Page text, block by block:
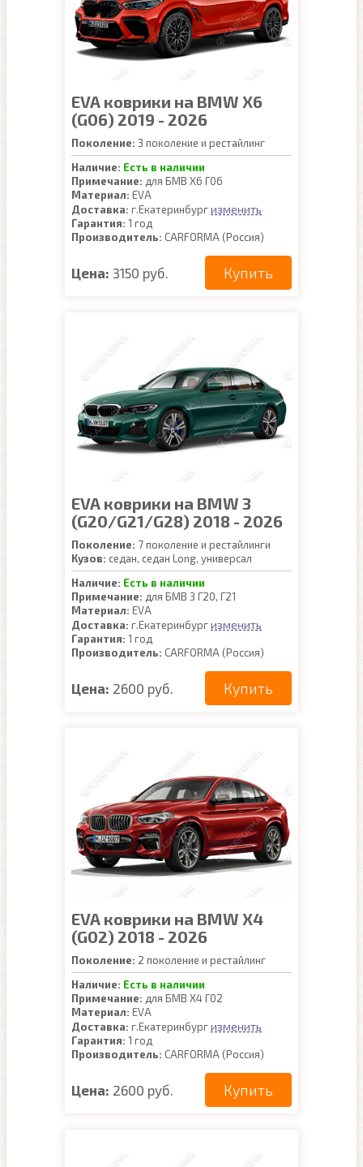
EVA коврики на BMW X6
(G06) 2019 - 2026
Поколение: 3 поколение и рестайлинг
Наличие: Есть в наличии
Примечание: для БМВ Х6 Г06
Материал: EVA
Доставка: г.Екатеринбургизменить
Гарантия: 1 год
Производитель: CARFORMA (Россия)
Цена: 3150 руб. Купить
EVA коврики на BMW 3
(G20/G21/G28) 2018 - 2026
Поколение: 7 поколение и рестайлинги
Кузов: седан, седан Long, универсал
Наличие: Есть в наличии
Примечание: для БМВ 3 Г20, Г21
Материал: EVA
Доставка: г.Екатеринбургизменить
Гарантия: 1 год
Производитель: CARFORMA (Россия)
Цена: 2600 руб. Купить
EVA коврики на BMW X4
(G02) 2018 - 2026
Поколение: 2 поколение и рестайлинг
Наличие: Есть в наличии
Примечание: для БМВ Х4 Г02
Материал: EVA
Доставка: г.Екатеринбургизменить
Гарантия: 1 год
Производитель: CARFORMA (Россия)
Цена: 2600 руб. Купить